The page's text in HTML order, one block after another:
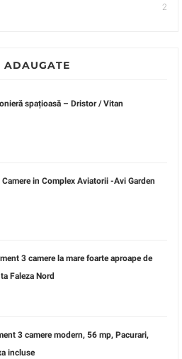
2
ADAUGATE
spațioasă – Dristor / Vitan
in Complex Aviatorii -Avi Garden
3 camere la mare foarte aproape de
Faleza Nord
3 camere modern, 56 mp, Pacurari,
incluse